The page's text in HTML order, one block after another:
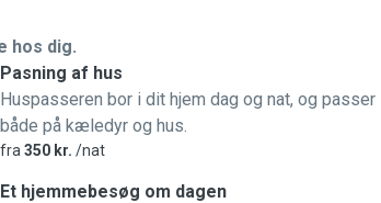
hos dig.
Pasning af hus
Huspasseren bor i dit hjem dag og nat, og passer
både på kæledyr og hus.
fra 350 kr. /nat
Et hjemmebesøg om dagen